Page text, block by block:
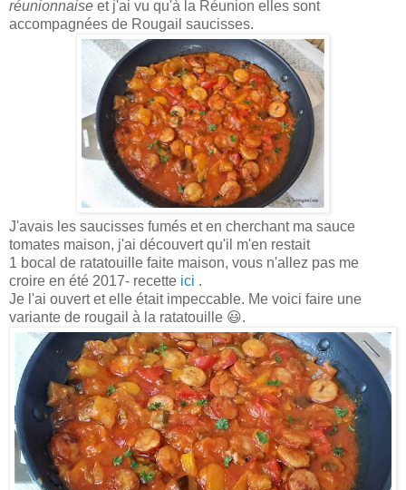
réunionnaise et j'ai vu qu'à la Réunion elles sont
accompagnées de Rougail saucisses.
J'avais les saucisses fumés et en cherchant ma sauce
tomates maison, j'ai découvert qu'il m'en restait
1 bocal de ratatouille faite maison, vous n'allez pas me
croire en été 2017- recette ici .
Je l'ai ouvert et elle était impeccable. Me voici faire une
variante de rougail à la ratatouille 😃.